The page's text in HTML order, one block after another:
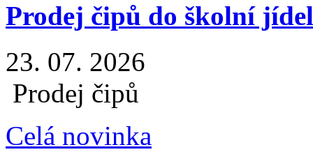
Prodej čipů do školní
23. 07. 2026
Prodej čipů
Celá novinka